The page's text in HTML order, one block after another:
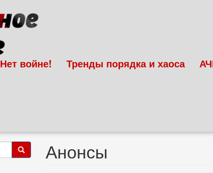
Нет войне! Тренды порядка и хаоса
Анонсы